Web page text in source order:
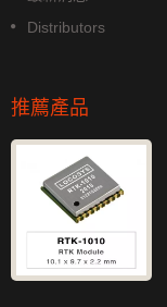
Distributors
推薦產品